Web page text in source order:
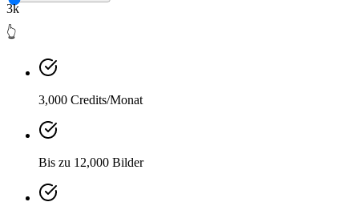
3k
👆
3,000 Credits/Monat
Bis zu 12,000 Bilder